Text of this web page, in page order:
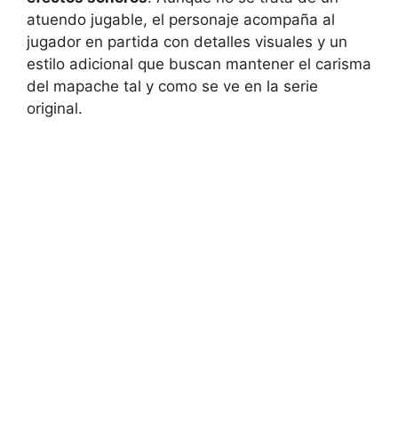
atuendo jugable, el personaje acompaña al
jugador en partida con detalles visuales y un
estilo adicional que buscan mantener el carisma
del mapache tal y como se ve en la serie
original.